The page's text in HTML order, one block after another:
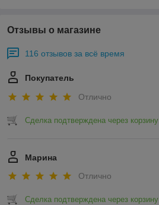
Отзывы о магазине
116 отзывов за всё время
Покупатель
Отлично
Сделка подтверждена через корзину
Марина
Отлично
Сделка подтверждена через корзину